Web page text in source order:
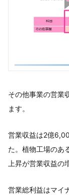
その他事業の営業
ます。
営業収益は2億
た。植物工場のあ
上昇が営業収益の
営業総利益はマイ